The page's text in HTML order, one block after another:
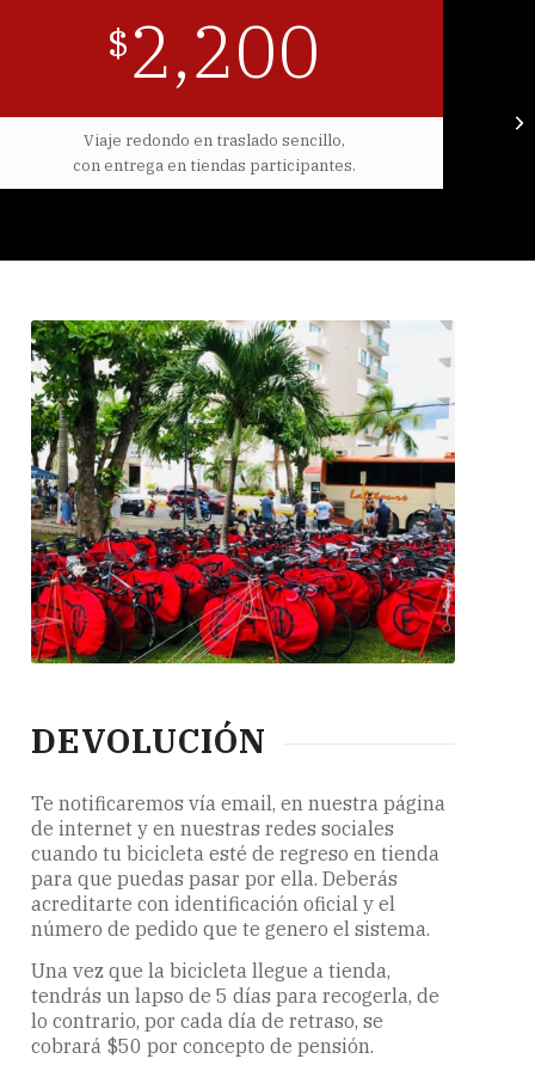
$2,200
Viaje redondo en traslado sencillo,
con entrega en tiendas participantes.
DEVOLUCIÓN
Te notificaremos vía email, en nuestra página
de internet y en nuestras redes sociales
cuando tu bicicleta esté de regreso en tienda
para que puedas pasar por ella. Deberás
acreditarte con identificación oficial y el
número de pedido que te genero el sistema.
Una vez que la bicicleta llegue a tienda,
tendrás un lapso de 5 días para recogerla, de
lo contrario, por cada día de retraso, se
cobrará $50 por concepto de pensión.